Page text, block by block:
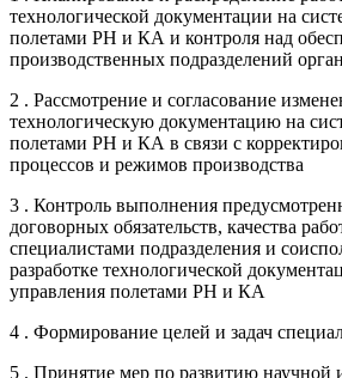
технологической документации на
полетами РН и КА и контроля над
производственных подразделений
2 . Рассмотрение и согласование
технологическую документацию на
полетами РН и КА в связи с
процессов и режимов производства
3 . Контроль выполнения
договорных обязательств, качества
специалистами подразделения и
разработке технологической
управления полетами РН и КА
4 . Формирование целей и задач
5 . Принятие мер по развитию научной